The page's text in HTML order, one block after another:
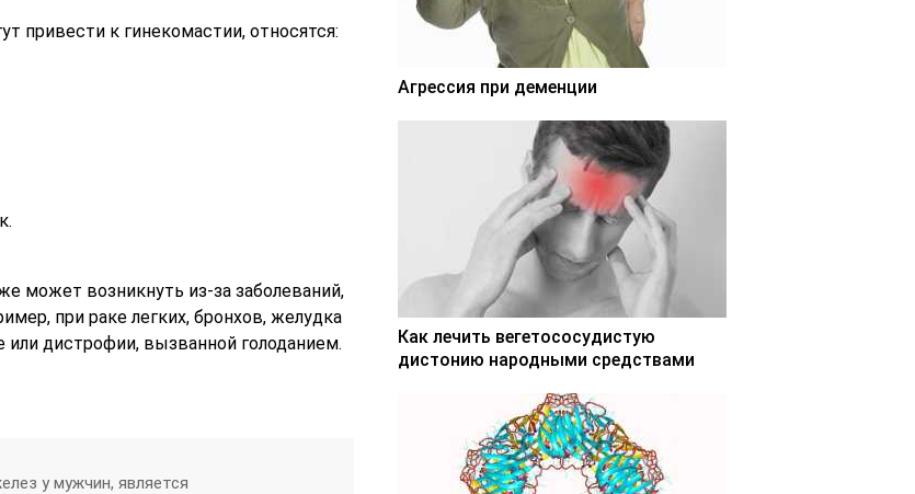
привести к гинекомастии, относятся:
может возникнуть из-за заболеваний,
при раке легких, бронхов, желудка
дистрофии, вызванной голоданием.
у мужчин, является
Агрессия при деменции
Как лечить вегетососудистую
дистонию народными средствами